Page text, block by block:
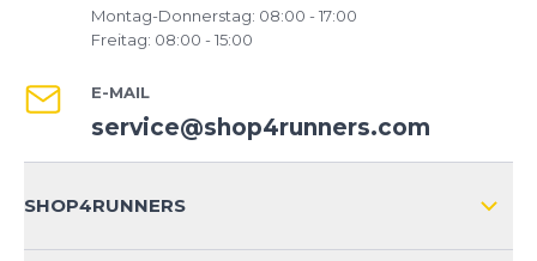
Experten-Tipp
atmungsaktiven Socken für ein optimales Fußklima
und noch mehr Komfort bei langen Läufen.
Montag-Donnerstag: 08:00 - 17:00
Freitag: 08:00 - 15:00
E-MAIL
service@shop4runners.com
SHOP4RUNNERS